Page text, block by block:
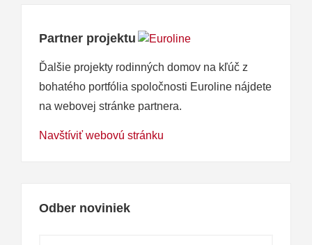
Partner projektu
Ďalšie projekty rodinných domov na kľúč z
bohatého portfólia spoločnosti Euroline nájdete
na webovej stránke partnera.
Navštíviť webovú stránku
Odber noviniek